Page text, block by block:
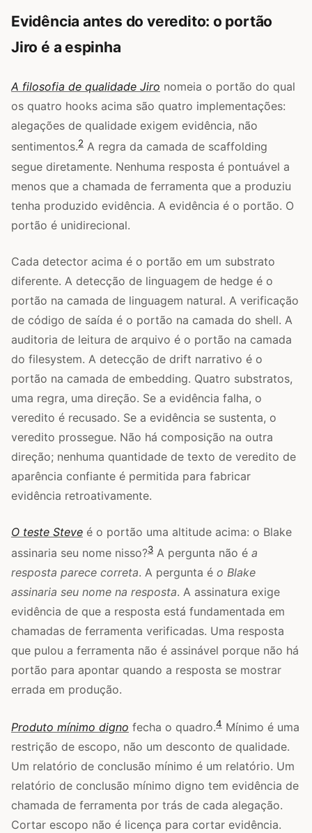
Evidência antes do veredito: o portão
Jiro é a espinha
A filosofia de qualidade Jiro nomeia o portão do qual
os quatro hooks acima são quatro implementações:
alegações de qualidade exigem evidência, não
sentimentos.2 A regra da camada de scaffolding
segue diretamente. Nenhuma resposta é pontuável a
menos que a chamada de ferramenta que a produziu
tenha produzido evidência. A evidência é o portão. O
portão é unidirecional.
Cada detector acima é o portão em um substrato
diferente. A detecção de linguagem de hedge é o
portão na camada de linguagem natural. A verificação
de código de saída é o portão na camada do shell. A
auditoria de leitura de arquivo é o portão na camada
do filesystem. A detecção de drift narrativo é o
portão na camada de embedding. Quatro substratos,
uma regra, uma direção. Se a evidência falha, o
veredito é recusado. Se a evidência se sustenta, o
veredito prossegue. Não há composição na outra
direção; nenhuma quantidade de texto de veredito de
aparência confiante é permitida para fabricar
evidência retroativamente.
O teste Steve é o portão uma altitude acima: o Blake
assinaria seu nome nisso?3 A pergunta não é a
resposta parece correta. A pergunta é o Blake
assinaria seu nome na resposta. A assinatura exige
evidência de que a resposta está fundamentada em
chamadas de ferramenta verificadas. Uma resposta
que pulou a ferramenta não é assinável porque não há
portão para apontar quando a resposta se mostrar
errada em produção.
Produto mínimo digno fecha o quadro.4 Mínimo é uma
restrição de escopo, não um desconto de qualidade.
Um relatório de conclusão mínimo é um relatório. Um
relatório de conclusão mínimo digno tem evidência de
chamada de ferramenta por trás de cada alegação.
Cortar escopo não é licença para cortar evidência.